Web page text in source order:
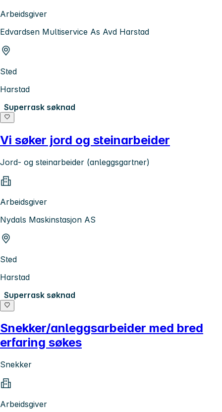
Arbeidsgiver
Edvardsen Multiservice As Avd Harstad
Sted
Harstad
Superrask søknad
Vi søker jord og steinarbeider
Jord- og steinarbeider (anleggsgartner)
Arbeidsgiver
Nydals Maskinstasjon AS
Sted
Harstad
Superrask søknad
Snekker/anleggsarbeider med bred
erfaring søkes
Snekker
Arbeidsgiver